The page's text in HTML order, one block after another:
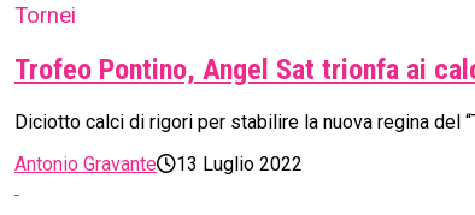
Tornei
Trofeo Pontino, Angel Sat trionfa ai
Diciotto calci di rigori per stabilire la nuova regina del
Antonio Gravante
13 Luglio 2022